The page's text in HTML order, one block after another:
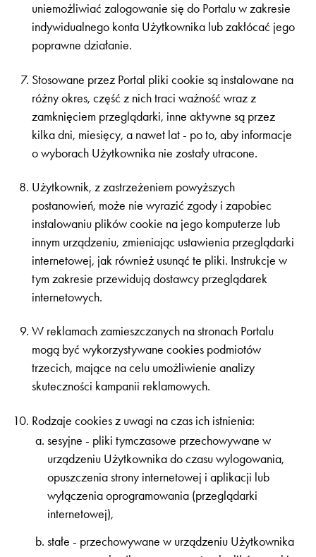
uniemożliwiać zalogowanie się do Portalu w zakresie
indywidualnego konta Użytkownika lub zakłócać jego
poprawne działanie.
Stosowane przez Portal pliki cookie są instalowane na
różny okres, część z nich traci ważność wraz z
zamknięciem przeglądarki, inne aktywne są przez
kilka dni, miesięcy, a nawet lat - po to, aby informacje
o wyborach Użytkownika nie zostały utracone.
Użytkownik, z zastrzeżeniem powyższych
postanowień, może nie wyrazić zgody i zapobiec
instalowaniu plików cookie na jego komputerze lub
innym urządzeniu, zmieniając ustawienia przeglądarki
internetowej, jak również usunąć te pliki. Instrukcje w
tym zakresie przewidują dostawcy przeglądarek
internetowych.
W reklamach zamieszczanych na stronach Portalu
mogą być wykorzystywane cookies podmiotów
trzecich, mające na celu umożliwienie analizy
skuteczności kampanii reklamowych.
Rodzaje cookies z uwagi na czas ich istnienia:
sesyjne - pliki tymczasowe przechowywane w
urządzeniu Użytkownika do czasu wylogowania,
opuszczenia strony internetowej i aplikacji lub
wyłączenia oprogramowania (przeglądarki
internetowej),
stałe - przechowywane w urządzeniu Użytkownika